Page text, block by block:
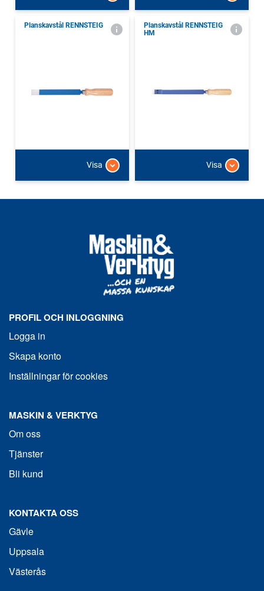
Planskavstål RENNSTEIG
Visa
Planskavstål RENNSTEIG
HM
Visa
PROFIL OCH INLOGGNING
Logga in
Skapa konto
Inställningar för cookies
MASKIN & VERKTYG
Om oss
Tjänster
Bli kund
KONTAKTA OSS
Gävle
Uppsala
Västerås